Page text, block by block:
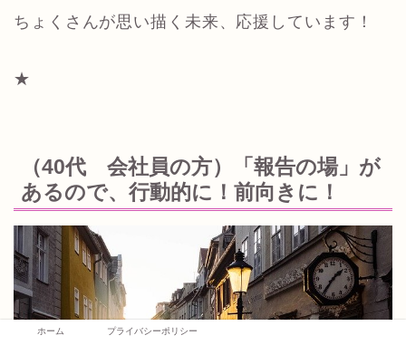
ちょくさんが思い描く未来、応援しています！
★
（40代 会社員の方）「報告の場」が
あるので、行動的に！前向きに！
ホーム プライバシーポリシー